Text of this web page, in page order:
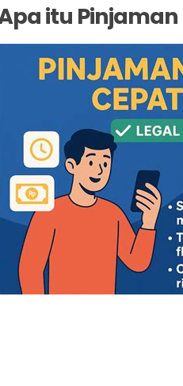
itu Pinjaman